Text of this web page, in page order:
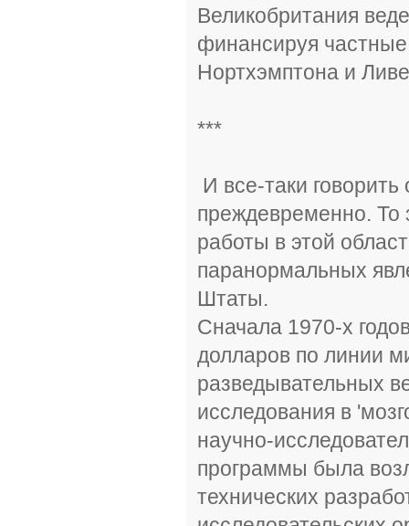
Великобритания
финансируя
Нортхэмптона и
***
И все-таки
преждевременно. То
работы в этой
паранормальных
Штаты.
Сначала 1970-х
долларов по линии
разведывательных
исследования в
научно-
программы была
технических